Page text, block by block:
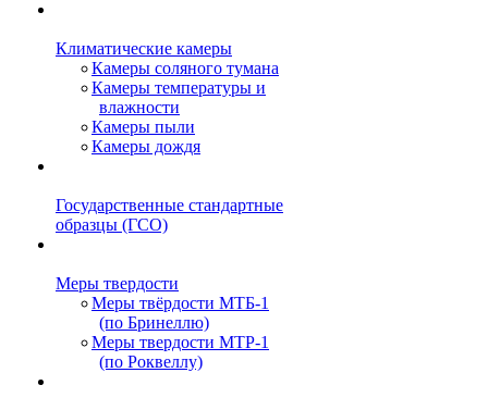
Климатические камеры
Камеры соляного тумана
Камеры температуры и
влажности
Камеры пыли
Камеры дождя
Государственные стандартные
образцы (ГСО)
Меры твердости
Меры твёрдости МТБ-1
(по Бринеллю)
Меры твердости МТР-1
(по Роквеллу)